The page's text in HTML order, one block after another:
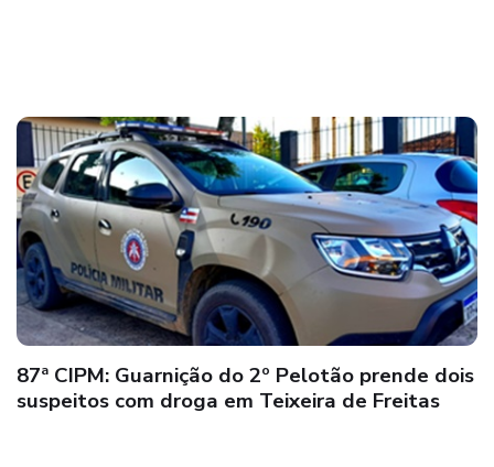
87ª CIPM: Guarnição do 2º Pelotão prende dois
suspeitos com droga em Teixeira de Freitas